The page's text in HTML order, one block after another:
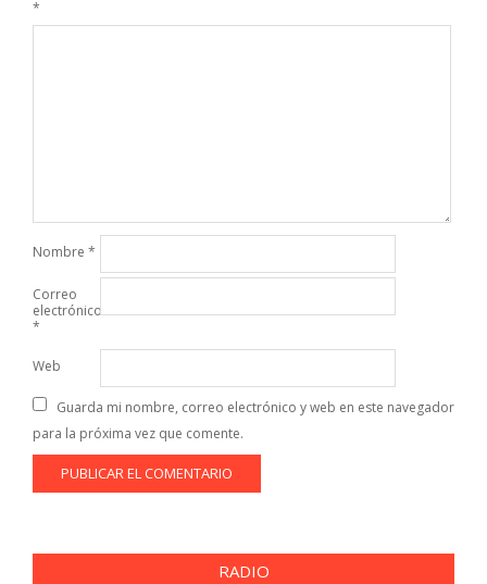
*
Nombre *
Correo
electrónico
*
Web
Guarda mi nombre, correo electrónico y web en este navegador
para la próxima vez que comente.
RADIO